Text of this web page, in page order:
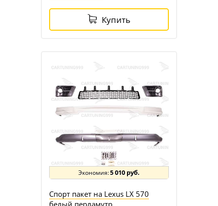
Купить
5 010 руб.
Спорт пакет на Lexus LX 570
белый перламутр